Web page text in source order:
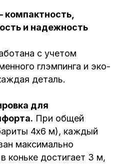
и надежность
с учетом
глэмпинга и эко-
деталь.
для
При общей
4x6 м), каждый
максимально
коньке достигает 3 м,